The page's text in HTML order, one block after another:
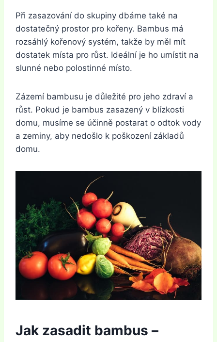
Při zasazování do skupiny dbáme také na
dostatečný prostor pro kořeny. Bambus má
rozsáhlý kořenový systém, takže by měl mít
dostatek místa pro růst. Ideální je ho umístit na
slunné nebo polostinné místo.
Zázemí bambusu je důležité pro jeho zdraví a
růst. Pokud je bambus zasazený v blízkosti
domu, musíme se účinně postarat o odtok vody
a zeminy, aby nedošlo k poškození základů
domu.
Jak zasadit bambus –